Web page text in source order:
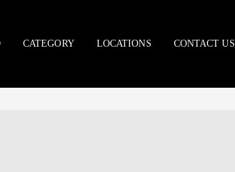
CATEGORY LOCATIONS CONTACT US